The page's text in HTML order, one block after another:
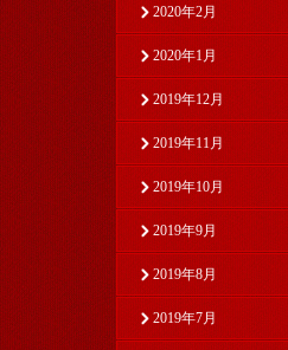
2020年2月
2020年1月
2019年12月
2019年11月
2019年10月
2019年9月
2019年8月
2019年7月